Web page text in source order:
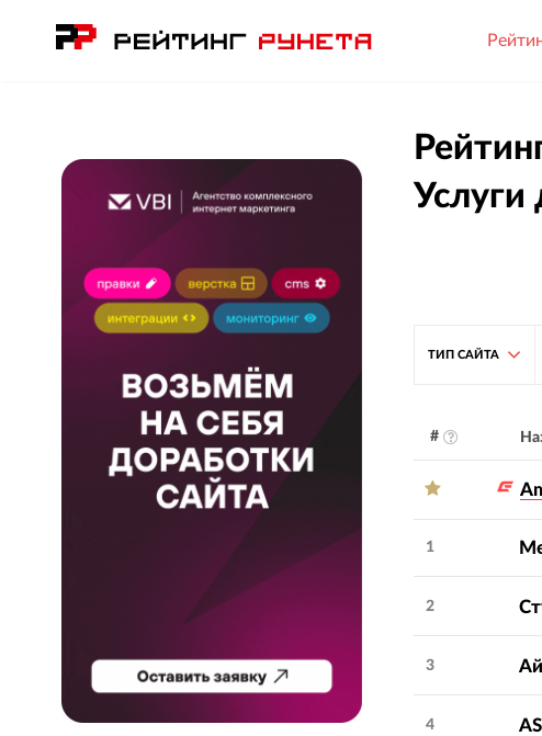
Услуги
ТИП САЙТА
#
1
2
3
4